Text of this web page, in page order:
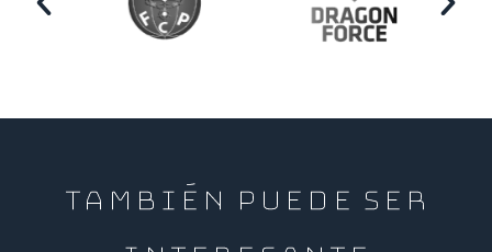
TAMBIÉN PUEDE SER